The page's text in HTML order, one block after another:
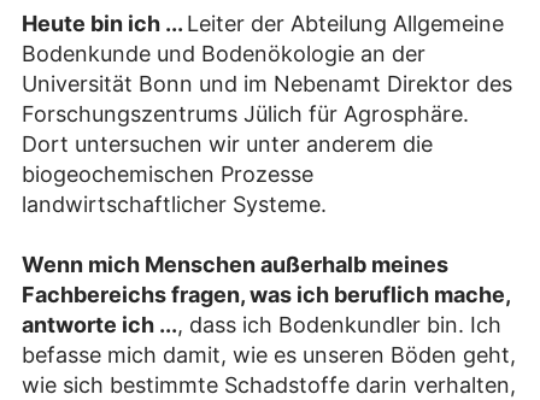
Heute bin ich ... Leiter der Abteilung Allgemeine
Bodenkunde und Bodenökologie an der
Universität Bonn und im Nebenamt Direktor des
Forschungszentrums Jülich für Agrosphäre.
Dort untersuchen wir unter anderem die
biogeochemischen Prozesse
landwirtschaftlicher Systeme.
Wenn mich Menschen außerhalb meines
Fachbereichs fragen, was ich beruflich mache,
antworte ich ..., dass ich Bodenkundler bin. Ich
befasse mich damit, wie es unseren Böden geht,
wie sich bestimmte Schadstoffe darin verhalten,